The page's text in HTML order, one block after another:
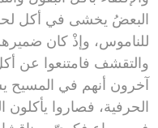
البعضُ يخشى في أكل
للناموس، وإذْ كان
والتقشف فامتنعوا عن
آخرون أنهم في المسيح
الحرفية، فصاروا يأكلون